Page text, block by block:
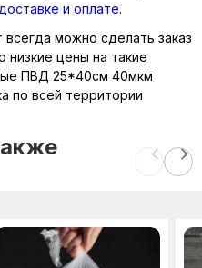
доставке и оплате.
всегда можно сделать заказ
низкие цены на такие
ПВД 25*40см 40мкм
по всей территории